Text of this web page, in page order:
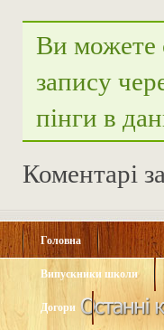
Ви можете
запису
пінги в
Коментарі
Головна
Випускники школи
Догори